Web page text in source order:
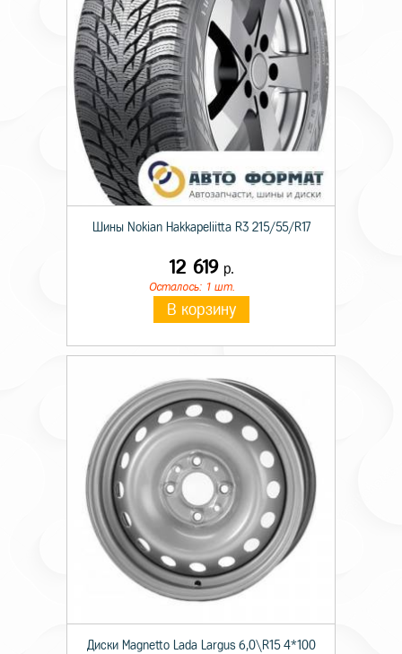
Шины Nokian Hakkapeliitta R3 215/55/R17
12 619р.
Осталось: 1 шт.
В корзину
Диски Magnetto Lada Largus 6,0\R15 4*100